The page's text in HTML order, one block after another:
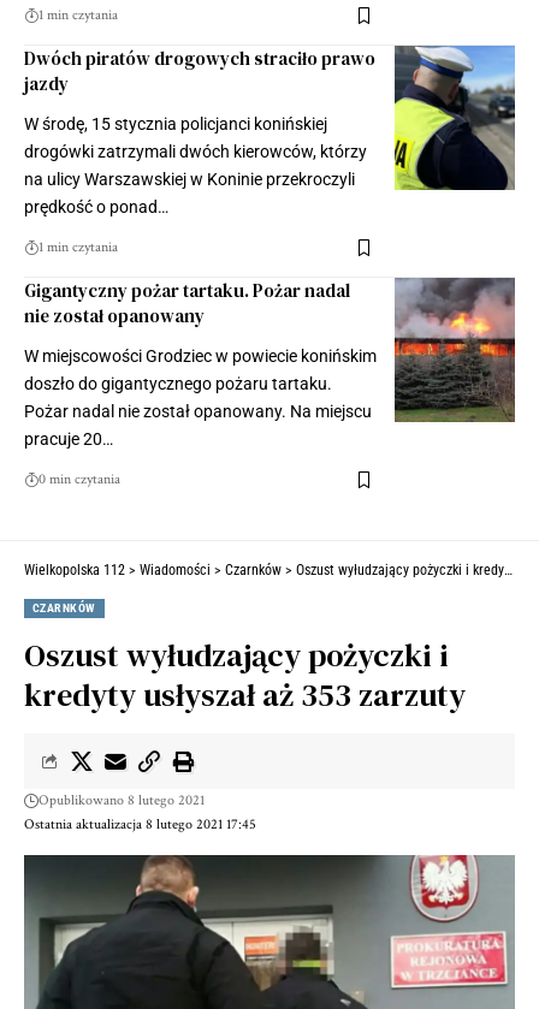
1 min czytania
Dwóch piratów drogowych straciło prawo
jazdy
W środę, 15 stycznia policjanci konińskiej
drogówki zatrzymali dwóch kierowców, którzy
na ulicy Warszawskiej w Koninie przekroczyli
prędkość o ponad…
1 min czytania
Gigantyczny pożar tartaku. Pożar nadal
nie został opanowany
W miejscowości Grodziec w powiecie konińskim
doszło do gigantycznego pożaru tartaku.
Pożar nadal nie został opanowany. Na miejscu
pracuje 20…
0 min czytania
Wielkopolska 112 > Wiadomości > Czarnków > Oszust wyłudzający pożyczki i kredyty usłyszał aż 353 zarzuty
CZARNKÓW
Oszust wyłudzający pożyczki i
kredyty usłyszał aż 353 zarzuty
Ostatnia aktualizacja 8 lutego 2021 17:45
Opublikowano 8 lutego 2021